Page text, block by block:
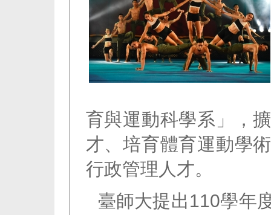
育與運動科學系」，
才、培育體育運動學
行政管理人才。
臺師大提出110學年